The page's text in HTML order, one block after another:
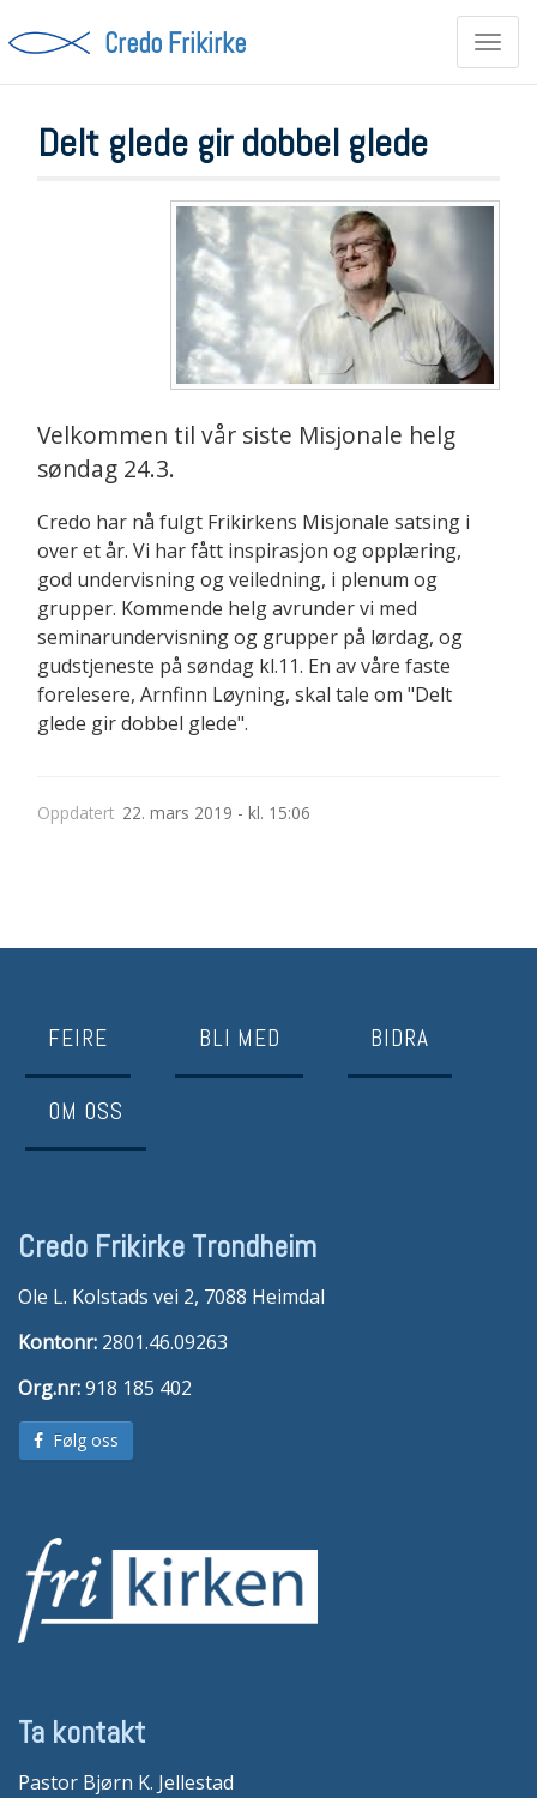
Credo Frikirke
Delt glede gir dobbel glede
Velkommen til vår siste Misjonale helg
søndag 24.3.
Credo har nå fulgt Frikirkens Misjonale satsing i
over et år. Vi har fått inspirasjon og opplæring,
god undervisning og veiledning, i plenum og
grupper. Kommende helg avrunder vi med
seminarundervisning og grupper på lørdag, og
gudstjeneste på søndag kl.11. En av våre faste
forelesere, Arnfinn Løyning, skal tale om "Delt
glede gir dobbel glede".
Oppdatert 22. mars 2019 - kl. 15:06
FEIRE BLI MED BIDRA
OM OSS
Credo Frikirke Trondheim
Ole L. Kolstads vei 2, 7088 Heimdal
Kontonr: 2801.46.09263
Org.nr:918 185 402
Følg oss
Ta kontakt
Pastor Bjørn K. Jellestad